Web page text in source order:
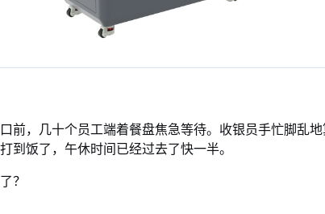
前，几十个员工端着餐盘焦急等待。收银员手忙脚乱地
到饭了，午休时间已经过去了快一半。
？